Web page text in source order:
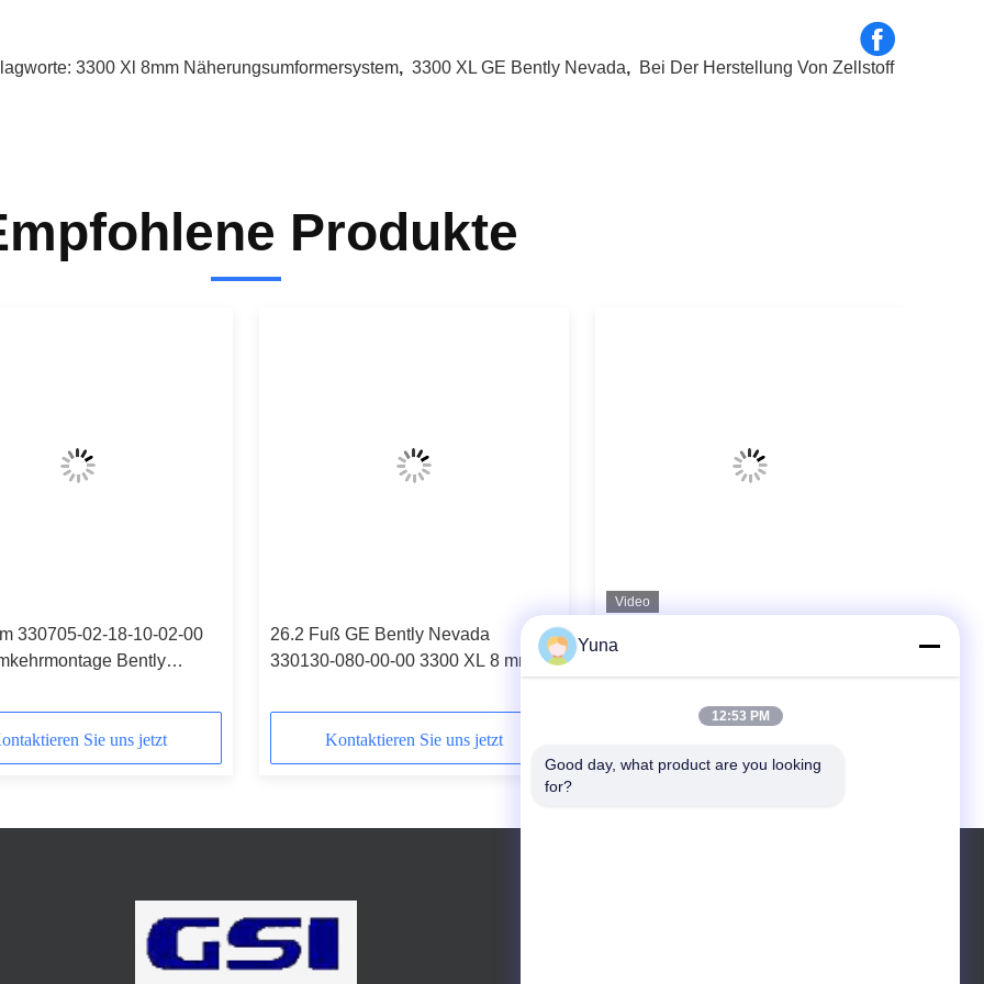
3300 Xl 8mm Näherungsumformersystem, 3300 XL GE Bently Nevada, Bei Der Herstellung Von Zellstoff
Produkte
330705-02-18-10-02-00
Bently
Sie uns jetzt
26.2 Fuß GE Bently Nevada
330130-080-00-00 3300 XL 8 mm
Kontaktieren Sie uns jetzt
Video
Yuna
12:53 PM
Good day, what product are you looking
for?